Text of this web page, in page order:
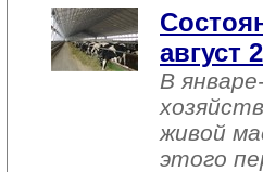
август
В
живой
этого